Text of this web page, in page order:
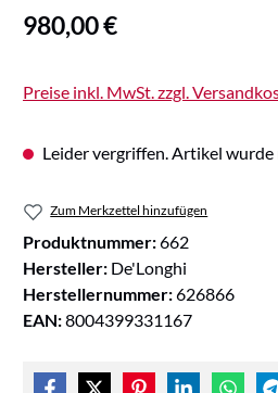
Regulärer Preis:
980,00 €
Preise inkl. MwSt. zzgl.
Leider vergriffen. Artikel
Zum Merkzettel hinzufügen
Produktnummer:662
Hersteller: De'Longhi
Herstellernummer:626866
EAN:8004399331167